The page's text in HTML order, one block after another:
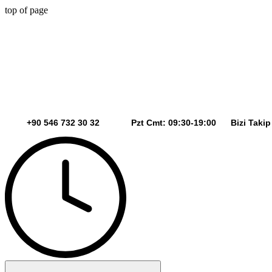
top of page
+90 546 732 30 32 Pzt Cmt: 09:30-19:00 Bizi Takip